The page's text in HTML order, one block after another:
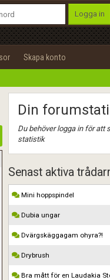
Logga in
Skapa konto
Din
Du behöver logga in för att
statistik
Senast aktiva
Mini hoppspindel
Dubia ungar
Dvärgskäggagam ohyra?!
Drybrush
Bra mått för en Laudakia